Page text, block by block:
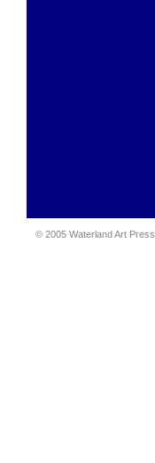
© 2005 Waterland Art Press